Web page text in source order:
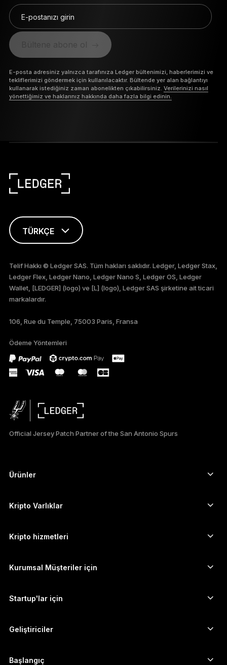
E-postanızı girin
E-posta adresiniz yalnızca tarafınıza Ledger bültenimizi, haberlerimizi ve
tekliflerimizi göndermek için kullanılacaktır. Bültende yer alan bağlantıyı
kullanarak istediğiniz zaman abonelikten çıkabilirsiniz. Verilerinizi nasıl
yönettiğimiz ve haklarınız hakkında daha fazla bilgi edinin.
TÜRKÇE
FRANÇAIS
DEUTSCH
PORTUGUÊS
ESPAÑOL
РУССКИЙ
日本語
Telif Hakkı © Ledger SAS. Tüm hakları saklıdır. Ledger, Ledger Stax,
Ledger Flex, Ledger Nano, Ledger Nano S, Ledger OS, Ledger
Wallet, [LEDGER] (logo) ve [L] (logo), Ledger SAS şirketine ait ticari
markalardır.
106, Rue du Temple, 75003 Paris, Fransa
Ödeme Yöntemleri
Official Jersey Patch Partner of the San Antonio Spurs
Ürünler
Donanım Cüzdan
Ledger Stax
Ledger Nano Classics
Paket Teklifler
Tüm ürünler
Kripto Varlıklar
Ethereum cüzdanı
Cardano cüzdanı
Monero cüzdanı
Tüm varlıkları görün
Kripto hizmetleri
Kripto satın alın
Kripto takas edin
Kurumsal Müşteriler için
Startup'lar için
Geliştiriciler
Başlangıç